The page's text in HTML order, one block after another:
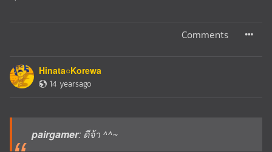
Comments
Hinata○Korewa
14 yearsago
pairgamer: ดีจ้า ^^~